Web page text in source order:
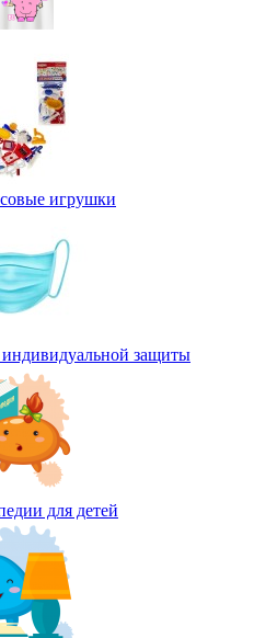
игрушки
индивидуальной защиты
для детей